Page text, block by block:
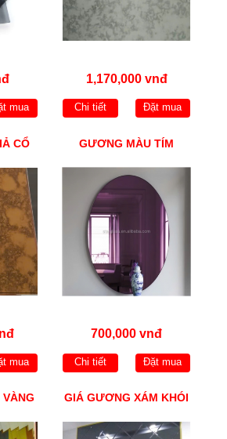
mua
1,170,000 vnđ
Chi tiết Đặt mua
CỔ
mua
GƯƠNG MÀU TÍM
700,000 vnđ
Chi tiết Đặt mua
VÀNG GIÁ GƯƠNG XÁM KHÓI